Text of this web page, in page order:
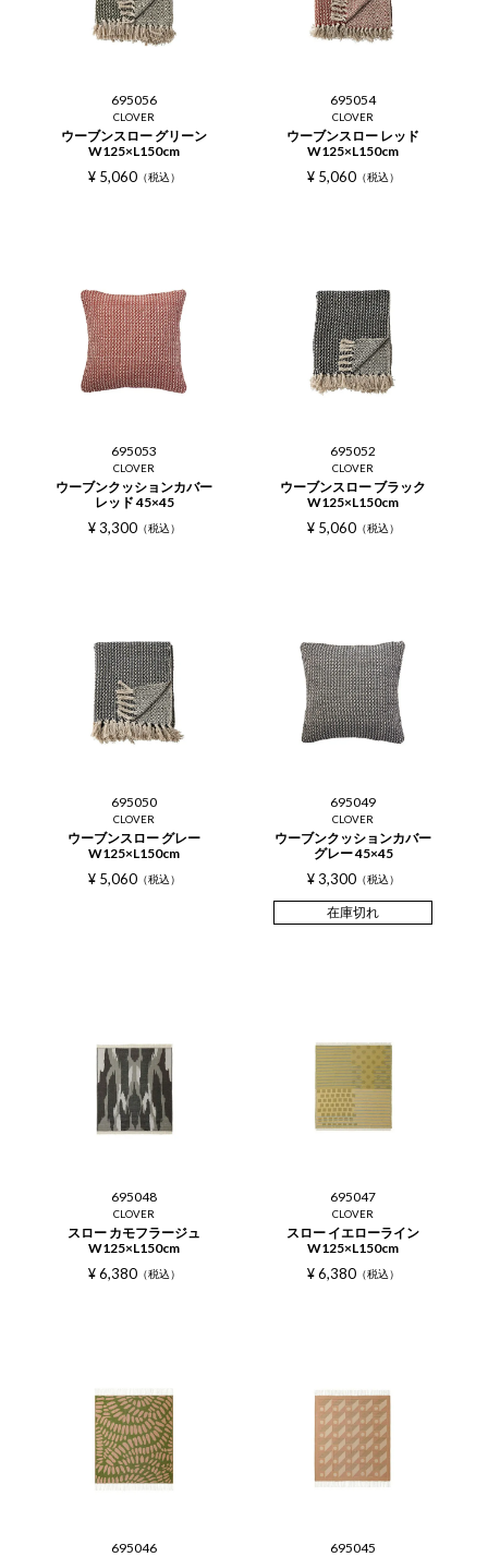
695056
CLOVER
ウーブンスロー グリーン
W125×L150cm
¥ 5,060 税込
695054
CLOVER
ウーブンスロー レッド
W125×L150cm
¥ 5,060 税込
695053
CLOVER
ウーブンクッションカバー
レッド 45×45
¥ 3,300 税込
695052
CLOVER
ウーブンスロー ブラック
W125×L150cm
¥ 5,060 税込
695050
CLOVER
ウーブンスロー グレー
W125×L150cm
¥ 5,060 税込
695049
CLOVER
ウーブンクッションカバー
グレー 45×45
¥ 3,300 税込
在庫切れ
695048
CLOVER
スロー カモフラージュ
W125×L150cm
¥ 6,380 税込
695047
CLOVER
スロー イエローライン
W125×L150cm
¥ 6,380 税込
695046 695045